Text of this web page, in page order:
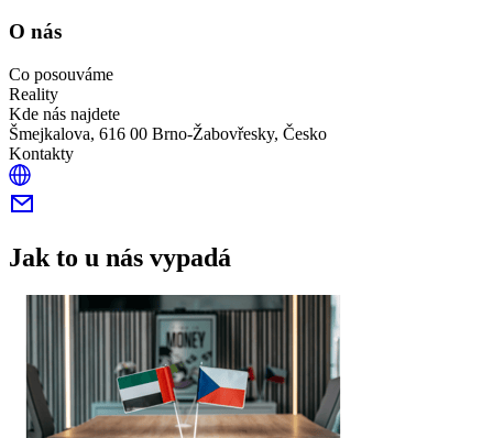
O nás
Co posouváme
Reality
Kde nás najdete
Šmejkalova, 616 00 Brno-Žabovřesky, Česko
Kontakty
Jak to u nás vypadá